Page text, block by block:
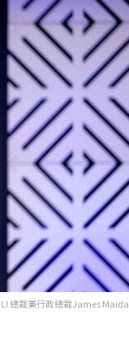
總裁兼行政總裁James Maida